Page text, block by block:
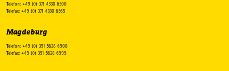
Telefon: +49 (0) 371 4330 6500
Telefax: +49 (0) 371 4330 6565
Magdeburg
Telefon: +49 (0) 391 5628 6900
Telefax: +49 (0) 391 5628 6999